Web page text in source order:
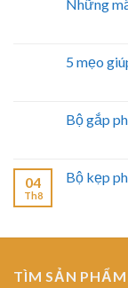
Những
5 mẹo
Bộ gắp
04
Th8
Bộ kẹp
TÌM SẢN